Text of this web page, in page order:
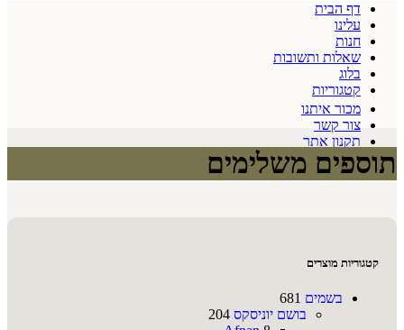
דף הבית
עלינו
חנות
שאלות ותשובות
בלוג
קטגוריות
מכור איתנו
צור קשר
תקנון אתר
תוספים משלימים
קטגוריות מוצרים
בשמים 681
בושם יוניסקס 204